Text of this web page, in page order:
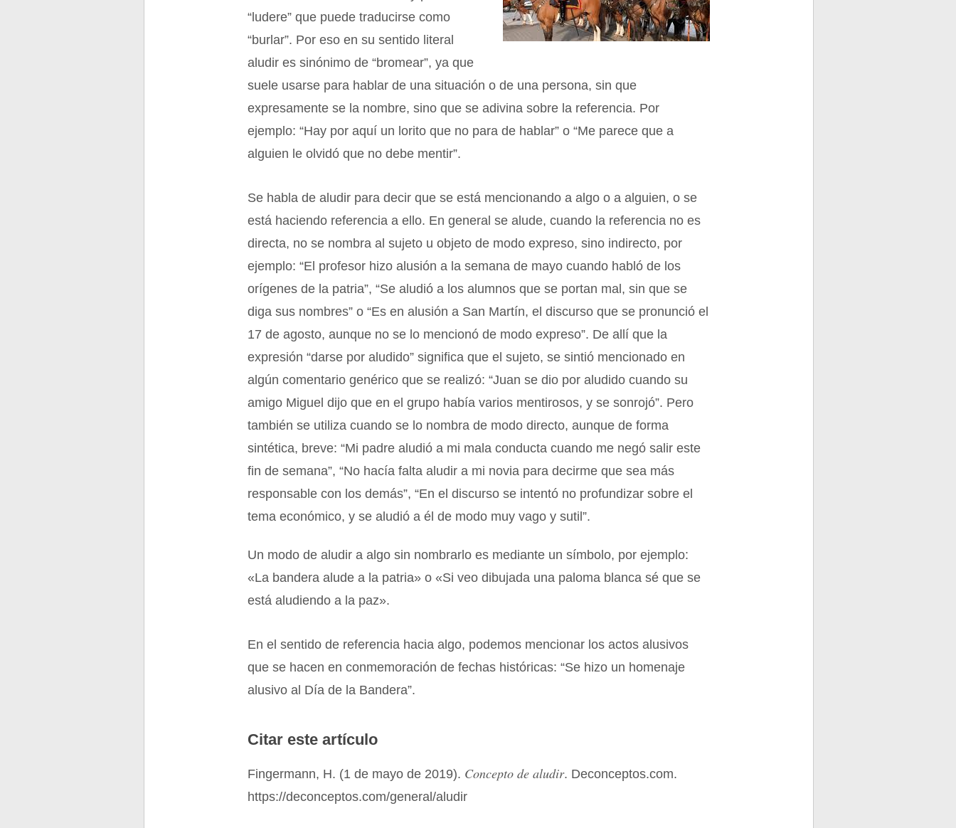
“ludere” que puede traducirse como
“burlar”. Por eso en su sentido literal
aludir es sinónimo de “bromear”, ya que
suele usarse para hablar de una situación o de una persona, sin que
expresamente se la nombre, sino que se adivina sobre la referencia. Por
ejemplo: “Hay por aquí un lorito que no para de hablar” o “Me parece que a
alguien le olvidó que no debe mentir”.
Se habla de aludir para decir que se está mencionando a algo o a alguien, o se
está haciendo referencia a ello. En general se alude, cuando la referencia no es
directa, no se nombra al sujeto u objeto de modo expreso, sino indirecto, por
ejemplo: “El profesor hizo alusión a la semana de mayo cuando habló de los
orígenes de la patria”, “Se aludió a los alumnos que se portan mal, sin que se
diga sus nombres” o “Es en alusión a San Martín, el discurso que se pronunció el
17 de agosto, aunque no se lo mencionó de modo expreso”. De allí que la
expresión “darse por aludido” significa que el sujeto, se sintió mencionado en
algún comentario genérico que se realizó: “Juan se dio por aludido cuando su
amigo Miguel dijo que en el grupo había varios mentirosos, y se sonrojó”. Pero
también se utiliza cuando se lo nombra de modo directo, aunque de forma
sintética, breve: “Mi padre aludió a mi mala conducta cuando me negó salir este
fin de semana”, “No hacía falta aludir a mi novia para decirme que sea más
responsable con los demás”, “En el discurso se intentó no profundizar sobre el
tema económico, y se aludió a él de modo muy vago y sutil”.
Un modo de aludir a algo sin nombrarlo es mediante un símbolo, por ejemplo:
«La bandera alude a la patria» o «Si veo dibujada una paloma blanca sé que se
está aludiendo a la paz».
En el sentido de referencia hacia algo, podemos mencionar los actos alusivos
que se hacen en conmemoración de fechas históricas: “Se hizo un homenaje
alusivo al Día de la Bandera”.
Citar este artículo
Fingermann, H. (1 de mayo de 2019). Concepto de aludir. Deconceptos.com.
https://deconceptos.com/general/aludir